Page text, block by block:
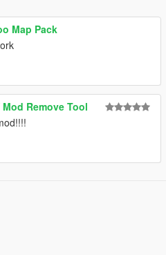
Map Pack
Mod Remove Tool